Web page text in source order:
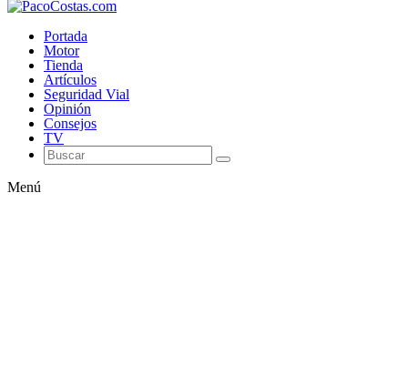
Portada
Motor
Tienda
Artículos
Seguridad Vial
Opinión
Consejos
TV
Menú